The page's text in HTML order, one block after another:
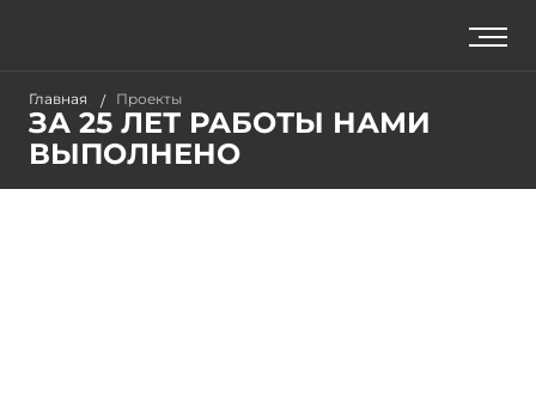
Главная Проекты
ЗА 25 ЛЕТ РАБОТЫ НАМИ
ВЫПОЛНЕНО